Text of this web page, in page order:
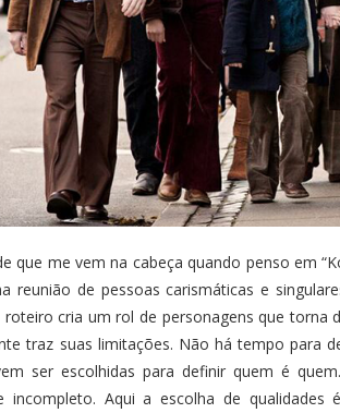
que me vem na cabeça quando penso em
reunião de pessoas carismáticas e
cria um rol de personagens que torna
traz suas limitações. Não há tempo para
ser escolhidas para definir quem é
incompleto. Aqui a escolha de